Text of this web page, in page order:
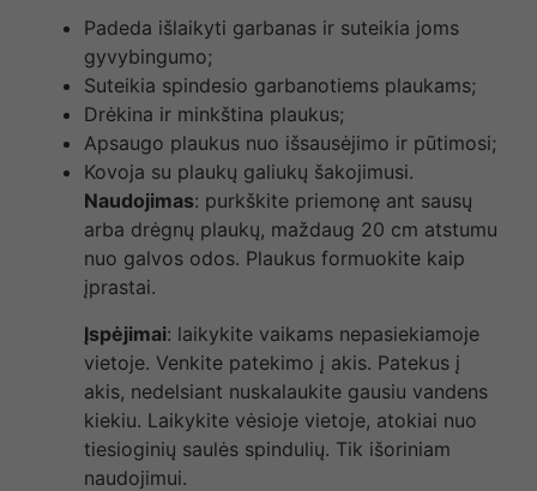
Padeda išlaikyti garbanas ir suteikia joms
gyvybingumo;
Suteikia spindesio garbanotiems plaukams;
Drėkina ir minkština plaukus;
Apsaugo plaukus nuo išsausėjimo ir pūtimosi;
Kovoja su plaukų galiukų šakojimusi.
Naudojimas: purkškite priemonę ant sausų
arba drėgnų plaukų, maždaug 20 cm atstumu
nuo galvos odos. Plaukus formuokite kaip
įprastai.
Įspėjimai: laikykite vaikams nepasiekiamoje
vietoje. Venkite patekimo į akis. Patekus į
akis, nedelsiant nuskalaukite gausiu vandens
kiekiu. Laikykite vėsioje vietoje, atokiai nuo
tiesioginių saulės spindulių. Tik išoriniam
naudojimui.